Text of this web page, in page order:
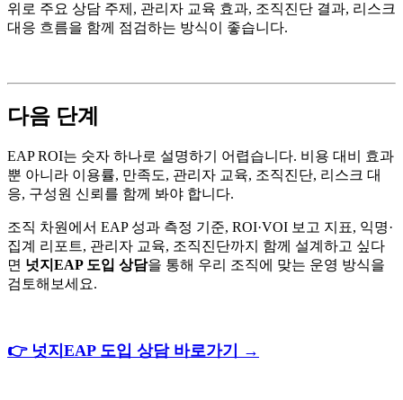
위로 주요 상담 주제, 관리자 교육 효과, 조직진단 결과, 리스크
대응 흐름을 함께 점검하는 방식이 좋습니다.
다음 단계
EAP ROI는 숫자 하나로 설명하기 어렵습니다. 비용 대비 효과
뿐 아니라 이용률, 만족도, 관리자 교육, 조직진단, 리스크 대
응, 구성원 신뢰를 함께 봐야 합니다.
조직 차원에서 EAP 성과 측정 기준, ROI·VOI 보고 지표, 익명·
집계 리포트, 관리자 교육, 조직진단까지 함께 설계하고 싶다
면 넛지EAP 도입 상담을 통해 우리 조직에 맞는 운영 방식을
검토해보세요.
👉 넛지 EAP 도입 상담 바로가기 →